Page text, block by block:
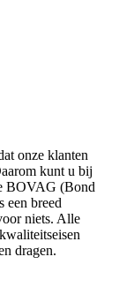
onze klanten
kunt u bij
BOVAG (Bond
een breed
niets. Alle
dragen.